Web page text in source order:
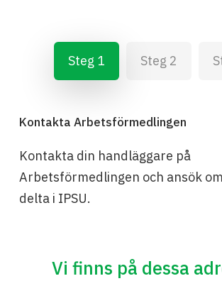
Steg 1 Steg 2
Kontakta Arbetsförmedlingen
Kontakta din handläggare på
Arbetsförmedlingen och ansök
delta i IPSU.
Vi finns på dessa